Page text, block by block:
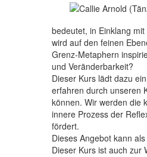
bedeutet, in Einklang
wird auf den feinen
Grenz-Metaphern
und Veränderbarkeit?
Dieser Kurs lädt dazu
erfahren durch unseren
können. Wir werden die
innere Prozess der
fördert.
Dieses Angebot kann
Dieser Kurs ist auch zur